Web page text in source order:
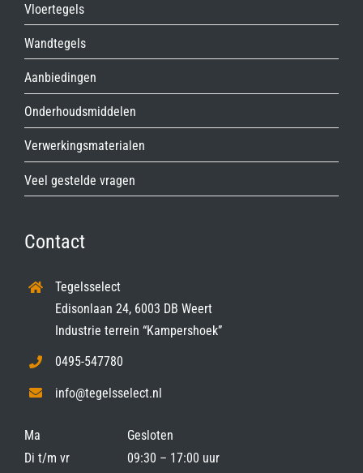
Vloertegels
Wandtegels
Aanbiedingen
Onderhoudsmiddelen
Verwerkingsmaterialen
Veel gestelde vragen
Contact
Tegelsselect
Edisonlaan 24, 6003 DB Weert
Industrie terrein “Kampershoek”
0495-547780
info@tegelsselect.nl
Ma
Gesloten
Di t/m vr
09:30 – 17:00 uur